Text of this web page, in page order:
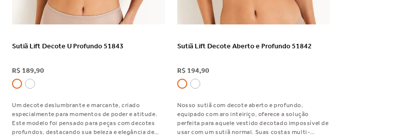
VER DETALHES
Sutiã Lift Decote U Profundo 51843
R$ 189,90
Um decote deslumbrante e marcante, criado
especialmente para momentos de poder e atitude.
Este modelo foi pensado para peças com decotes
profundos, destacando sua beleza e elegância de
VER DETALHES
Sutiã Lift Decote Aberto e Profundo 51842
R$ 194,90
Nosso sutiã com decote aberto e profundo,
equipado com aro inteiriço, oferece a solução
perfeita para aquele vestido decotado impossível de
usar com um sutiã normal. Suas costas multi-